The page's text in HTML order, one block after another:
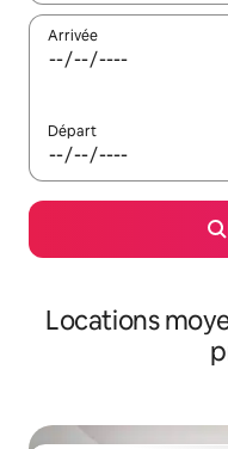
Arrivée
Départ
Locations